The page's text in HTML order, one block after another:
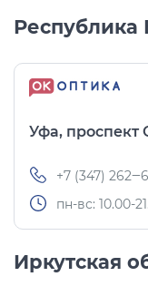
Республика
Уфа, проспект
+7 (347)
пн-вс: 10.00-
Иркутская